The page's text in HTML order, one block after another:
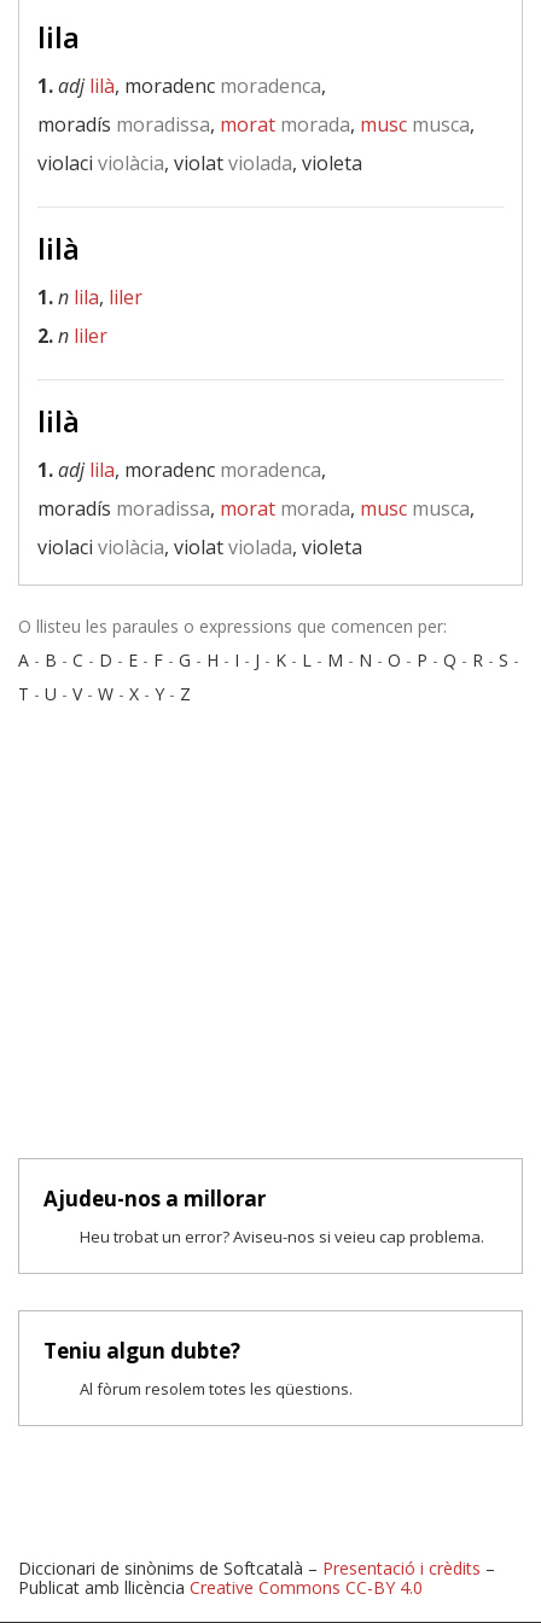
lila
1.adj lilà, moradenc moradenca,
moradís moradissa, morat morada, musc musca,
violaci violàcia, violatviolada, violeta
lilà
1.n lila, liler
2.n liler
lilà
1.adj lila, moradenc moradenca,
moradís moradissa, morat morada, musc musca,
violaci violàcia, violatviolada, violeta
O llisteu les paraules o expressions que comencen per:
A - B - C - D - E - F - G - H - I - J - K - L - M - N - O - P - Q - R - S -
T - U - V- W - X - Y - Z
Ajudeu-nos a millorar
Heu trobat un error? Aviseu-nos si veieu cap problema.
Teniu algun dubte?
Al fòrum resolem totes les qüestions.
Diccionari de sinònims de Softcatalà – Presentació i crèdits –
Publicat amb llicència Creative Commons CC-BY 4.0